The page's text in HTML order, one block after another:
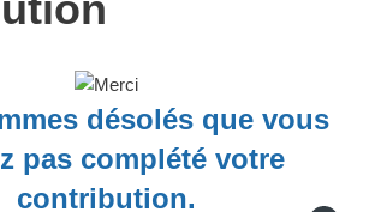
désolés que vous
pas complété votre
contribution.